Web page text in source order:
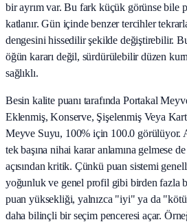
bir ayrım var. Bu fark küçük görünse bile
katlanır. Gün içinde benzer tercihler
dengesini hissedilir şekilde değiştirebilir.
öğün kararı değil, sürdürülebilir düzen
sağlıklı.
Besin kalite puanı tarafında Portakal
Eklenmiş, Konserve, Şişelenmiş Veya
Meyve Suyu, 100% için 100.0 görülüyor.
tek başına nihai karar anlamına gelmese
açısından kritik. Çünkü puan sistemi
yoğunluk ve genel profil gibi birden fazla
puan yüksekliği, yalnızca "iyi" ya da
daha bilinçli bir seçim penceresi açar.